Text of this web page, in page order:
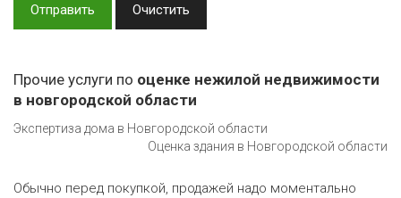
Отправить Очистить
Прочие услуги по оценке нежилой недвижимости
в новгородской области
Экспертиза дома в Новгородской области
Оценка здания в Новгородской области
Обычно перед покупкой, продажей надо моментально